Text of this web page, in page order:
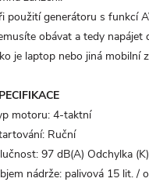
použití generátoru s funkcí
obávat a tedy napájet
je laptop nebo jiná mobilní
motoru: 4-taktní
Ruční
97 dB(A) Odchylka
nádrže: palivová 15 lit. /